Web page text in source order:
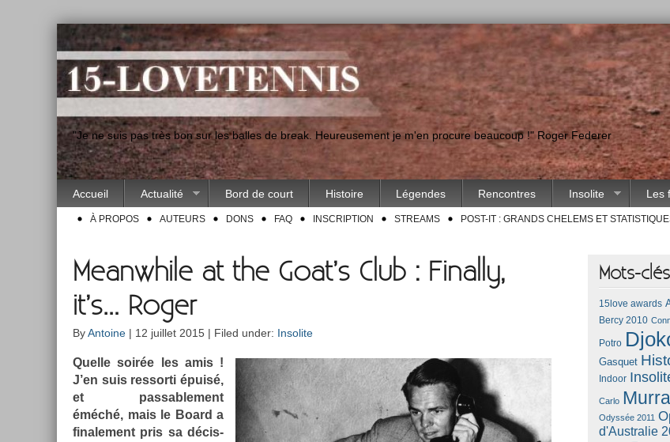
"Je ne suis pas très bon sur les balles de break. Heureusement je m'en procure beaucoup !" Roger Federer
Accueil Actualité Bord de court Histoire Légendes Rencontres Insolite Les
À PROPOS AUTEURS DONS FAQ INSCRIPTION STREAMS POST-IT : GRANDS CHELEMS ET
Meanwhile at the Goat’s Club : Finally,
it’s… Roger
ByAntoine | 12 juillet 2015 | Filed under: Insolite
Quel­le soirée les amis !
J’en suis re­ssor­ti épuisé,
et pas­sable­ment
éméché, mais le Board a
fin­ale­ment pris sa décis­
Mots-clés
15love awards
Bercy 2010
Potro
Gasquet
Indoor
Carlo
Odyssée 2011
d'Australie